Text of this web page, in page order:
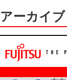
アーカイ